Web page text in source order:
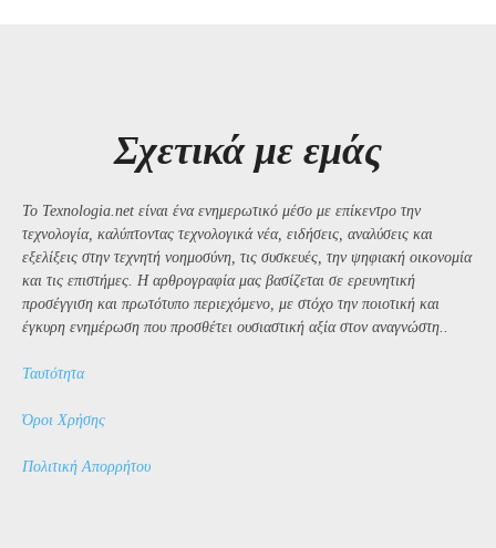
Σχετικά με εμάς
Το Texnologia.net είναι ένα ενημερωτικό μέσο με επίκεντρο την
τεχνολογία, καλύπτοντας τεχνολογικά νέα, ειδήσεις, αναλύσεις και
εξελίξεις στην τεχνητή νοημοσύνη, τις συσκευές, την ψηφιακή οικονομία
και τις επιστήμες. Η αρθρογραφία μας βασίζεται σε ερευνητική
προσέγγιση και πρωτότυπο περιεχόμενο, με στόχο την ποιοτική και
έγκυρη ενημέρωση που προσθέτει ουσιαστική αξία στον αναγνώστη..
Ταυτότητα
Όροι Χρήσης
Πολιτική Απορρήτου